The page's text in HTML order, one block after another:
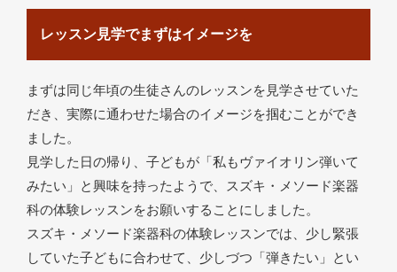
レッスン見学でまずはイメージを
まずは同じ年頃の生徒さんのレッスンを見学させていた
だき、実際に通わせた場合のイメージを掴むことができ
ました。
見学した日の帰り、子どもが「私もヴァイオリン弾いて
みたい」と興味を持ったようで、スズキ・メソード楽器
科の体験レッスンをお願いすることにしました。
スズキ・メソード楽器科の体験レッスンでは、少し緊張
していた子どもに合わせて、少しづつ「弾きたい」とい